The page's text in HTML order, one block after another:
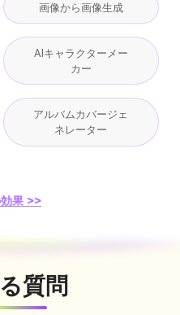
画像から画像生成
AIキャラクターメー
カー
アルバムカバージェ
ネレーター
果 >>
質問